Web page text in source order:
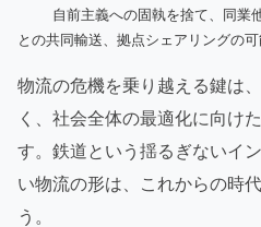
物流の危機を乗り越える鍵は
く、社会全体の最適化に向け
す。鉄道という揺るぎないイ
い物流の形は、これからの時
う。